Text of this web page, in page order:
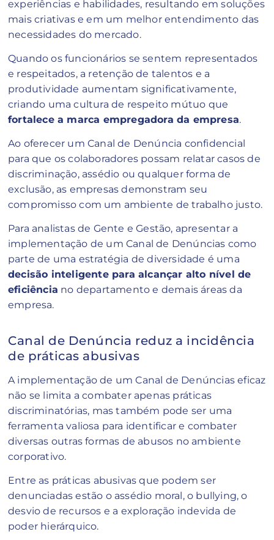
experiências e habilidades, resultando em soluções
mais criativas e em um melhor entendimento das
necessidades do mercado.
Quando os funcionários se sentem representados
e respeitados, a retenção de talentos e a
produtividade aumentam significativamente,
criando uma cultura de respeito mútuo que
fortalece a marca empregadora da empresa.
Ao oferecer um Canal de Denúncia confidencial
para que os colaboradores possam relatar casos de
discriminação, assédio ou qualquer forma de
exclusão, as empresas demonstram seu
compromisso com um ambiente de trabalho justo.
Para analistas de Gente e Gestão, apresentar a
implementação de um Canal de Denúncias como
parte de uma estratégia de diversidade é uma
decisão inteligente para alcançar alto nível de
eficiência no departamento e demais áreas da
empresa.
Canal de Denúncia reduz a incidência
de práticas abusivas
A implementação de um Canal de Denúncias eficaz
não se limita a combater apenas práticas
discriminatórias, mas também pode ser uma
ferramenta valiosa para identificar e combater
diversas outras formas de abusos no ambiente
corporativo.
Entre as práticas abusivas que podem ser
denunciadas estão o assédio moral, o bullying, o
desvio de recursos e a exploração indevida de
poder hierárquico.